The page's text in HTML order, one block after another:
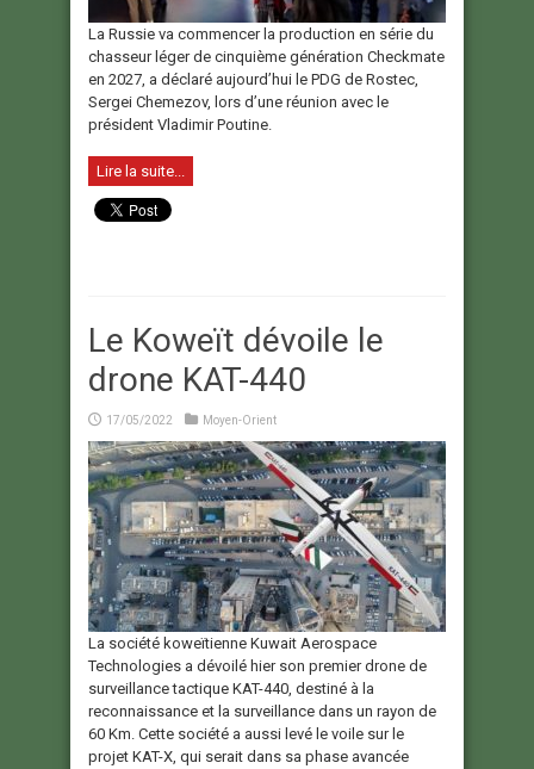
La Russie va commencer la production en série du
chasseur léger de cinquième génération Checkmate
en 2027, a déclaré aujourd’hui le PDG de Rostec,
Sergei Chemezov, lors d’une réunion avec le
président Vladimir Poutine.
Lire la suite...
Le Koweït dévoile le
drone KAT-440
17/05/2022 Moyen-Orient
La société koweïtienne Kuwait Aerospace
Technologies a dévoilé hier son premier drone de
surveillance tactique KAT-440, destiné à la
reconnaissance et la surveillance dans un rayon de
60 Km. Cette société a aussi levé le voile sur le
projet KAT-X, qui serait dans sa phase avancée